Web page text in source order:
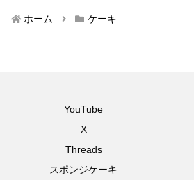
ホーム ケーキ
YouTube
X
Threads
スポンジケーキ